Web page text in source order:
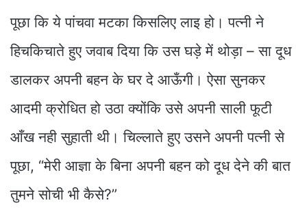
पूछा कि ये पांचवा मटका किसलिए लाइ हो। पत्नी ने
हिचकिचाते हुए जवाब दिया कि उस घड़े में थोड़ा – सा दूध
डालकर अपनी बहन के घर दे आऊँगी। ऐसा सुनकर
आदमी क्रोधित हो उठा क्योंकि उसे अपनी साली फूटी
आँख नही सुहाती थी। चिल्लाते हुए उसने अपनी पत्नी से
पूछा, “मेरी आज्ञा के बिना अपनी बहन को दूध देने की बात
तुमने सोची भी कैसे?”